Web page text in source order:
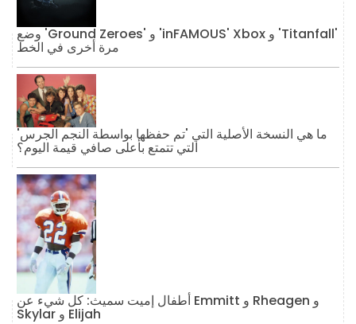
وضع 'Ground Zeroes' و 'inFAMOUS' Xbox و 'Titanfall'
مرة أخرى في الخط
ما هي النسخة الأصلية التي 'تم حفظها بواسطة النجم الجرس'
التي تتمتع بأعلى صافي قيمة اليوم؟
أطفال إميت سميث: كل شيء عن Emmitt و Rheagen و
Skylar و Elijah